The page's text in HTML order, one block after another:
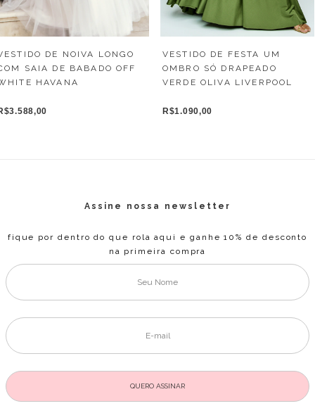
DE NOIVA LONGO
SAIA DE BABADO OFF
HAVANA
VESTIDO DE FESTA UM
OMBRO SÓ DRAPEADO
VERDE OLIVA LIVERPOOL
R$1.090,00
Assine nossa newsletter
fique por dentro do que rola aqui e ganhe 10% de desconto
na primeira compra